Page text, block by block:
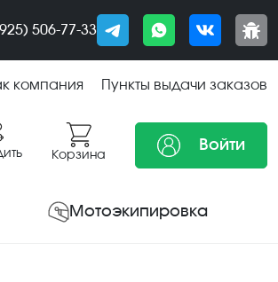
506-77-33
компания Пункты выдачи заказов
Корзина
Войти
Мотоэкипировка